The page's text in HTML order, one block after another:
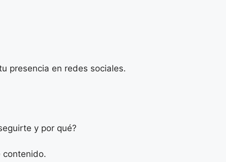
presencia en redes sociales.
y por qué?
contenido.